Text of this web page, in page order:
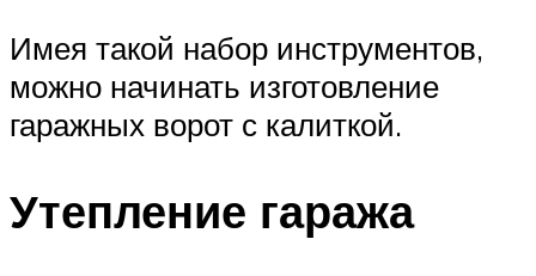
Имея такой набор инструментов,
можно начинать изготовление
гаражных ворот с калиткой.
Утепление гаража